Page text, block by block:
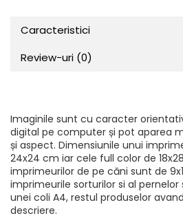
Caracteristici
Review-uri (0)
Imaginile sunt cu caracter
digital pe computer și pot aparea
și aspect. Dimensiunile unui
24x24 cm iar cele full color de
imprimeurilor de pe căni sunt de
imprimeurile sorturilor si al
unei coli A4, restul produselor
descriere.